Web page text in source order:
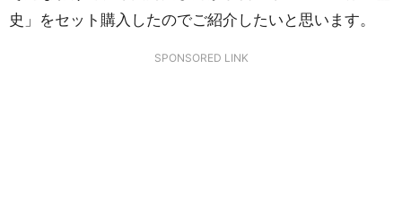
史」をセット購入したのでご紹介したいと思います。
SPONSORED LINK